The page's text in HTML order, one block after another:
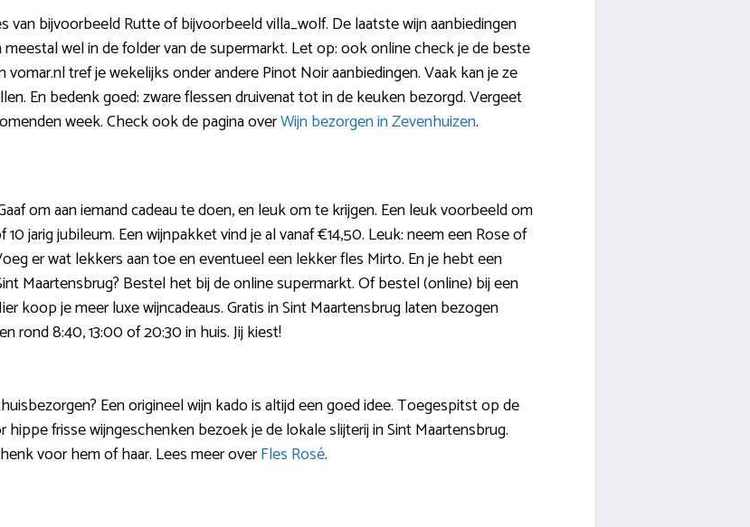
van bijvoorbeeld Rutte of bijvoorbeeld villa_wolf. De laatste wijn aanbiedingen
wel in de folder van de supermarkt. Let op: ook online check je de beste
tref je wekelijks onder andere Pinot Noir aanbiedingen. Vaak kan je ze
En bedenk goed: zware flessen druivenat tot in de keuken bezorgd. Vergeet
week. Check ook de pagina overWijn bezorgen in Zevenhuizen.
om aan iemand cadeau te doen, en leuk om te krijgen. Een leuk voorbeeld om
jarig jubileum. Een wijnpakket vind je al vanaf €14,50. Leuk: neem een Rose of
er wat lekkers aan toe en eventueel een lekker fles Mirto. En je hebt een
Maartensbrug? Bestel het bij de online supermarkt. Of bestel (online) bij een
koop je meer luxe wijncadeaus. Gratis in Sint Maartensbrug laten bezogen
rond 8:40, 13:00 of 20:30 in huis. Jij kiest!
Een origineel wijn kado is altijd een goed idee. Toegespitst op de
frisse wijngeschenken bezoek je de lokale slijterij in Sint Maartensbrug.
voor hem of haar. Lees meer overFles Rosé.